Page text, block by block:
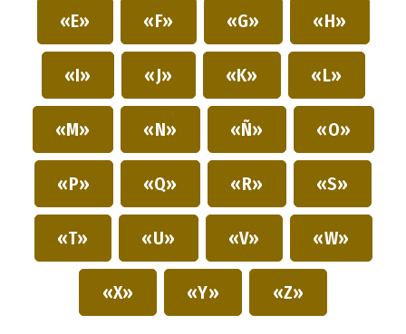
«E» «F» «G» «H»
«I» «J» «K» «L»
«M» «N» «Ñ» «O»
«P» «Q» «R» «S»
«T» «U» «V» «W»
«X» «Y» «Z»